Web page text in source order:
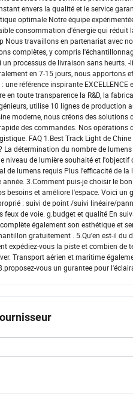
envers la qualité et le service
optimale Notre équipe
consommation d'énergie qui
Nous travaillons en partenariat avec
complètes, y compris
processus de livraison sans
en 7-15 jours, nous apportons
référence inspirante EXCELLENCE
en toute transparence la R&D, la
utilise 10 lignes de
moderne, nous créons des
des commandes. Nos
FAQ 1.Best Track Light de
détermination du nombre de
de lumière souhaité et
de lumens requis Plus l'efficacité de
3.Comment puis-je choisir le
et améliore l'espace. Voici un
: suivi de point /suivi linéaire/
de voie. g.budget et qualité En
également son esthétique et
gratuitement . 5.Qu'en est-il
expédiez-vous la piste et combien de
Transport aérien et maritime
vous un gurantee pour